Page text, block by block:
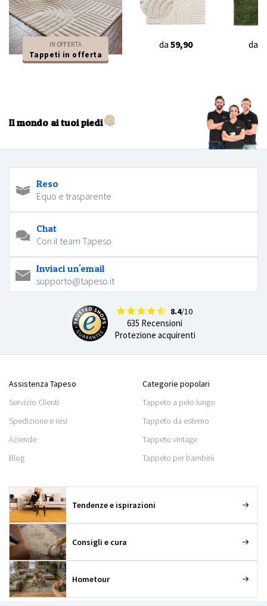
IN OFFERTA
Tappeti in offerta
da 59,90 da
Il mondo ai tuoi piedi
Reso
Equo e trasparente
Chat
Con il team Tapeso
Inviaci un'email
supporto@tapeso.it
8.4/10
635 Recensioni
Protezione acquirenti
Assistenza Tapeso
Servizio Clienti
Spedizione e resi
Aziende
Blog
Categorie popolari
Tappeto a pelo lungo
Tappeto da esterno
Tappeto vintage
Tappeto per bambini
Tendenze e ispirazioni
Consigli e cura
Hometour